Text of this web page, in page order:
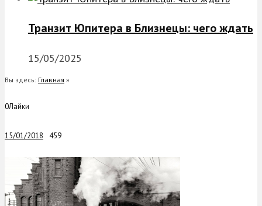
Транзит Юпитера в Близнецы: чего ждать
15/05/2025
Вы здесь: Главная »
0Лайки
15/01/2018 459